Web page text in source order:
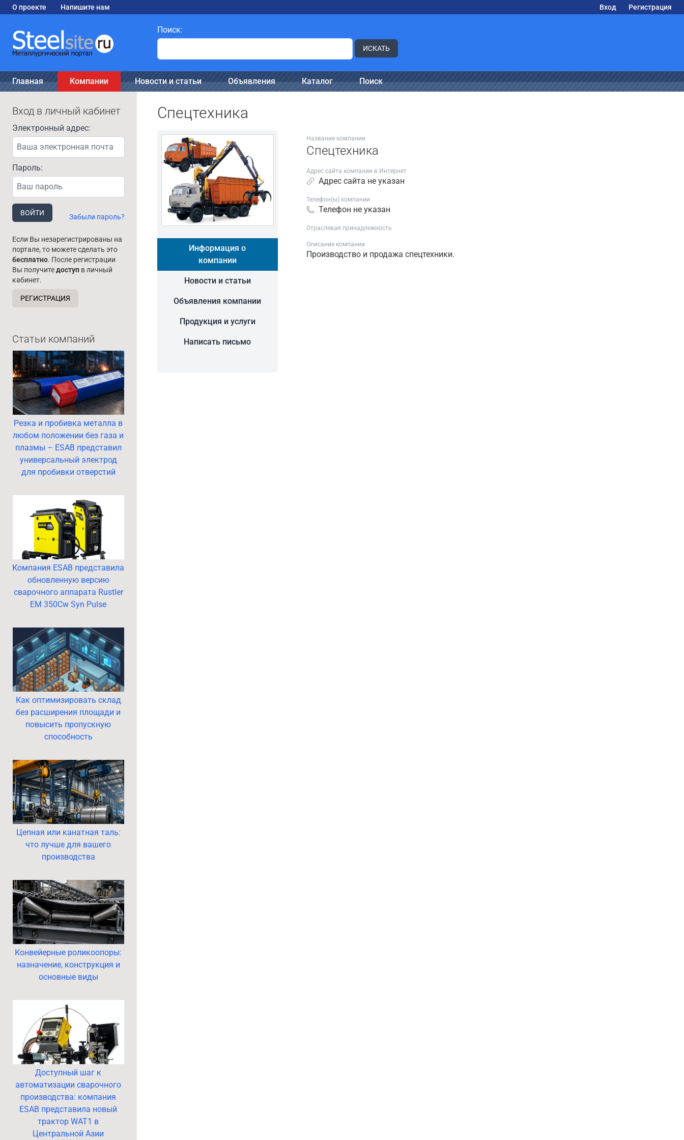
О проекте Напишите нам Вход Регистрация
Поиск:
ИСКАТЬ
Главная Компании Новости и статьи Объявления Каталог Поиск
Вход в личный кабинет
Электронный адрес:
Пароль:
ВОЙТИ Забыли пароль?
Если Вы незарегистрированы на
портале, то можете сделать это
бесплатно. После регистрации
Вы получитедоступ в личный
кабинет.
РЕГИСТРАЦИЯ
Статьи компаний
Резка и пробивка металла в
любом положении без газа и
плазмы – ESAB представил
универсальный электрод
для пробивки отверстий
Компания ESAB представила
обновленную версию
сварочного аппарата Rustler
EM 350Cw Syn Pulse
Как оптимизировать склад
без расширения площади и
повысить пропускную
способность
Цепная или канатная таль:
что лучше для вашего
производства
Конвейерные роликоопоры:
назначение, конструкция и
основные виды
Доступный шаг к
автоматизации сварочного
производства: компания
ESAB представила новый
трактор WAT1 в
Центральной Азии
Спецтехника
Информация о
компании
Новости и статьи
Объявления компании
Продукция и услуги
Написать письмо
Название компании
Спецтехника
Адрес сайта компании в Интернет
Адрес сайта не указан
Телефон(ы) компании
Телефон не указан
Отраслевая принадлежность
Описание компании
Производство и продажа спецтехники.